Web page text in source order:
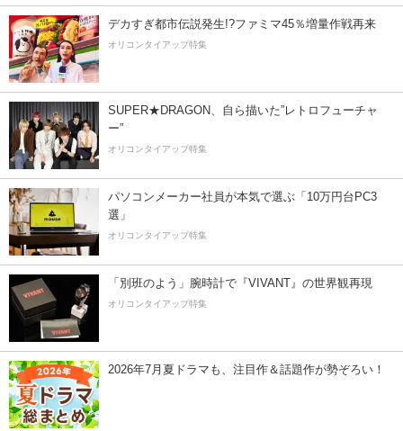
デカすぎ都市伝説発生!?ファミマ45％増量作戦再来
オリコンタイアップ特集
SUPER★DRAGON、自ら描いた”レトロフューチャ
ー”
オリコンタイアップ特集
パソコンメーカー社員が本気で選ぶ「10万円台PC3
選」
オリコンタイアップ特集
「別班のよう」腕時計で『VIVANT』の世界観再現
オリコンタイアップ特集
2026年7月夏ドラマも、注目作＆話題作が勢ぞろい！